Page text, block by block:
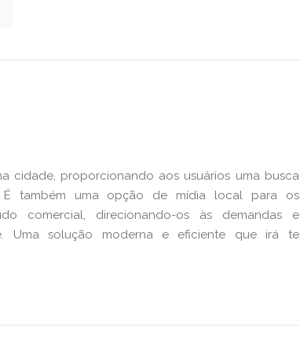
cidade, proporcionando aos usuários uma busca
também uma opção de mídia local para os
comercial, direcionando-os às demandas e
Uma solução moderna e eficiente que irá te